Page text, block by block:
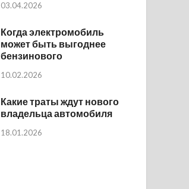
03.04.2026
Когда электромобиль
может быть выгоднее
бензинового
10.02.2026
Какие траты ждут нового
владельца автомобиля
18.01.2026